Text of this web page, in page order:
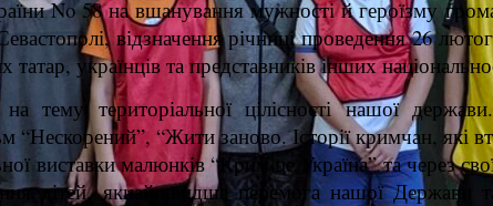
No 58 на вшанування мужності й героїзму
відзначення річниці проведення 26
українців та представників інших
тему територіальної цілісності нашої
“Жити заново. Історії кримчан, які
виставки малюнків “Крим це Україна” та через
дітей, якнайшвидша перемога нашої